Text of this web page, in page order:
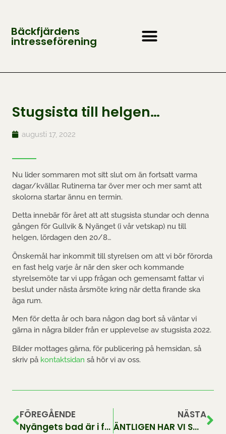
Bäckfjärdens
intresseförening
Stugsista till helgen…
augusti 17, 2022
Nu lider sommaren mot sitt slut om än fortsatt varma
dagar/kvällar. Rutinerna tar över mer och mer samt att
skolorna startar ännu en termin.
Detta innebär för året att att stugsista stundar och denna
gången för Gullvik & Nyänget (i vår vetskap) nu till
helgen, lördagen den 20/8…
Önskemål har inkommit till styrelsen om att vi bör förorda
en fast helg varje år när den sker och kommande
styrelsemöte tar vi upp frågan och gemensamt fattar vi
beslut under nästa årsmöte kring när detta firande ska
äga rum.
Men för detta år och bara någon dag bort så väntar vi
gärna in några bilder från er upplevelse av stugsista 2022.
Bilder mottages gärna, för publicering på hemsidan, så
skriv på kontaktsidan så hör vi av oss.
FÖREGÅENDE
Nyängets bad är i full drift.
NÄSTA
ÄNTLIGEN HAR VI SWISH! (1231647239)